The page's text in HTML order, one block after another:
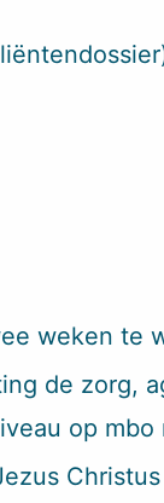
weken te
de zorg,
op mbo